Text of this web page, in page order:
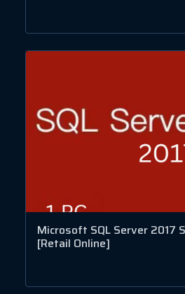
Microsoft SQL Server 2017
[Retail Online]